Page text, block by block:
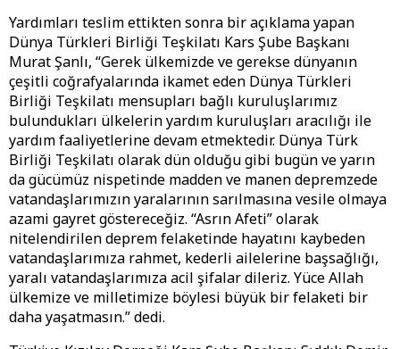
Yardımları teslim ettikten sonra bir açıklama yapan
Dünya Türkleri Birliği Teşkilatı Kars Şube Başkanı
Murat Şanlı, “Gerek ülkemizde ve gerekse dünyanın
çeşitli coğrafyalarında ikamet eden Dünya Türkleri
Birliği Teşkilatı mensupları bağlı kuruluşlarımız
bulundukları ülkelerin yardım kuruluşları aracılığı ile
yardım faaliyetlerine devam etmektedir. Dünya Türk
Birliği Teşkilatı olarak dün olduğu gibi bugün ve yarın
da gücümüz nispetinde madden ve manen depremzede
vatandaşlarımızın yaralarının sarılmasına vesile olmaya
azami gayret göstereceğiz. “Asrın Afeti” olarak
nitelendirilen deprem felaketinde hayatını kaybeden
vatandaşlarımıza rahmet, kederli ailelerine başsağlığı,
yaralı vatandaşlarımıza acil şifalar dileriz. Yüce Allah
ülkemize ve milletimize böylesi büyük bir felaketi bir
daha yaşatmasın.” dedi.